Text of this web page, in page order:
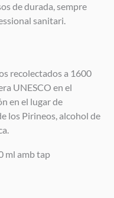
de durada, sempre
sanitari.
recolectados a 1600
UNESCO en el
en el lugar de
los Pirineos, alcohol de
ml amb tap